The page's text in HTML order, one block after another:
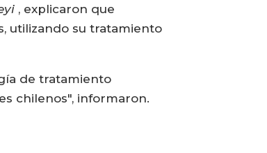
, explicaron que
utilizando su tratamiento
de tratamiento
chilenos", informaron.